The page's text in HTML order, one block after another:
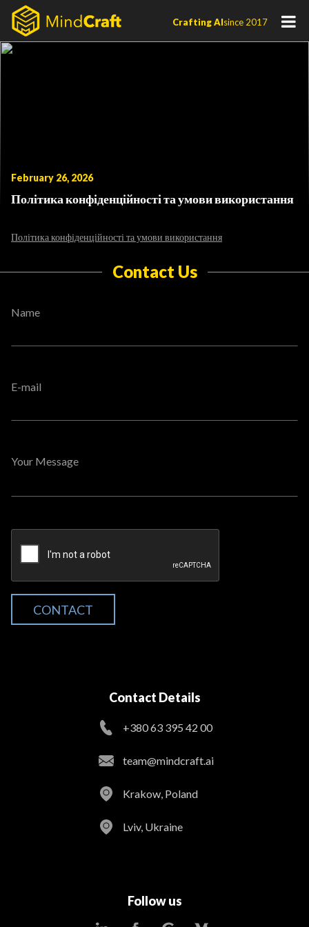
Skip
content
Crafting AIsince 2017
February 26, 2026
Політика конфіденційності та умови використання
Політика конфіденційності та умови використання
Contact Us
Name
E-mail
Your Message
CONTACT
Contact Details
+380 63 395 42 00
team@mindcraft.ai
Krakow, Poland
Lviv, Ukraine
Follow us